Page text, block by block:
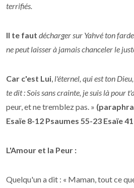
terrifiés.
Il te faut décharger sur Yahvé ton
ne peut laisser à jamais chanceler le
Car c'est Lui, l'éternel, qui est ton
te dit : Sois sans crainte, je suis là pour
peur, et ne tremblez pas. »
Esaïe 8-12 Psaumes 55-23 Esaïe
L'Amour et la Peur :
Quelqu'un a dit : « Maman, tout ce